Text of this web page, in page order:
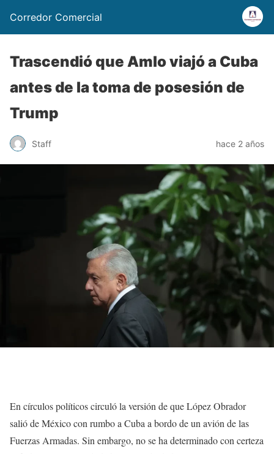
Corredor Comercial
Trascendió que Amlo viajó a Cuba
antes de la toma de posesión de
Trump
Staff hace 2 años
En círculos políticos circuló la versión de que López Obrador
salió de México con rumbo a Cuba a bordo de un avión de las
Fuerzas Armadas. Sin embargo, no se ha determinado con certeza